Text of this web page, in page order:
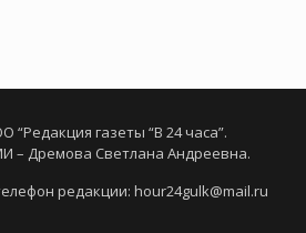
газеты “В 24 часа”.
– Дремова Светлана Андреевна.
редакции: hour24gulk@mail.ru